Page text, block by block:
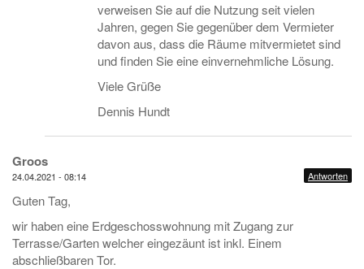
verweisen Sie auf die Nutzung seit vielen
Jahren, gegen Sie gegenüber dem Vermieter
davon aus, dass die Räume mitvermietet sind
und finden Sie eine einvernehmliche Lösung.
Viele Grüße
Dennis Hundt
Groos
24.04.2021 - 08:14 Antworten
Guten Tag,
wir haben eine Erdgeschosswohnung mit Zugang zur
Terrasse/Garten welcher eingezäunt ist inkl. Einem
abschließbaren Tor.